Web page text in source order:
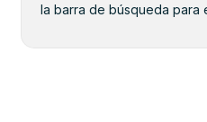
la barra de búsqueda para